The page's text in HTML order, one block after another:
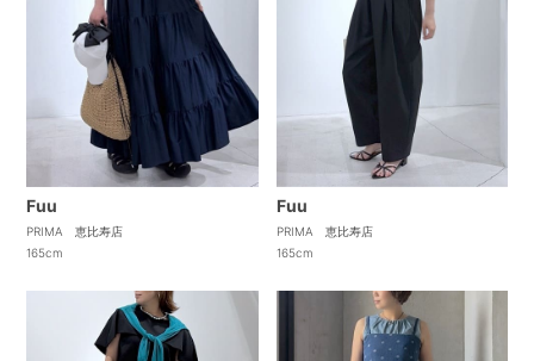
Fuu
PRIMA 恵比寿店
165cm
Fuu
PRIMA 恵比寿店
165cm